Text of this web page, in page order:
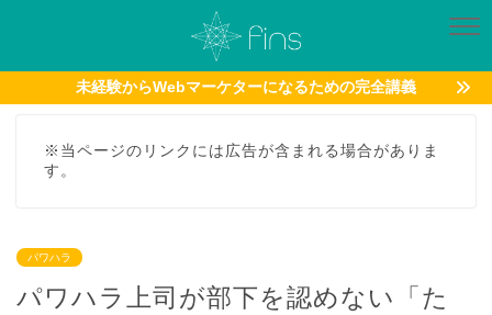
未経験からWebマーケターになるための完全講義
※当ページのリンクには広告が含まれる場合がありま
す。
パワハラ
パワハラ上司が部下を認めない「た